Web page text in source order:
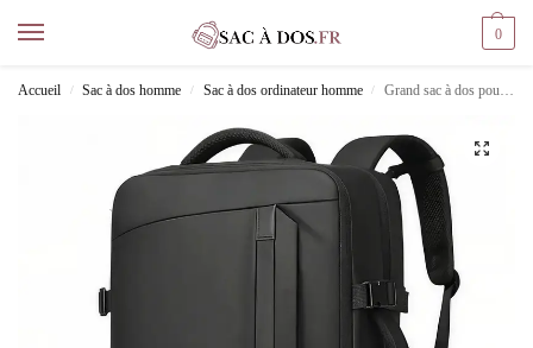
0
Accueil / Sac à dos homme / Sac à dos ordinateur homme / Grand sac à dos pour pc 16 pouces